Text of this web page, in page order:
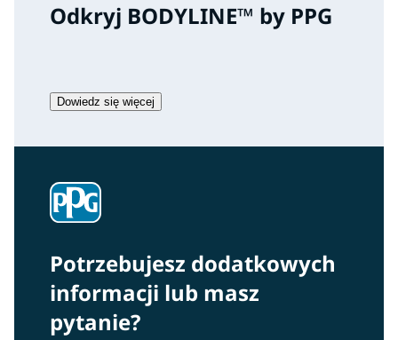
Odkryj BODYLINE™ by PPG
Dowiedz się więcej
Potrzebujesz dodatkowych
informacji lub masz
pytanie?